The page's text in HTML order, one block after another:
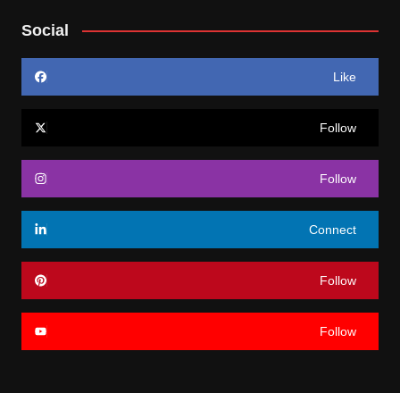
Social
Like
Follow
Follow
Connect
Follow
Follow